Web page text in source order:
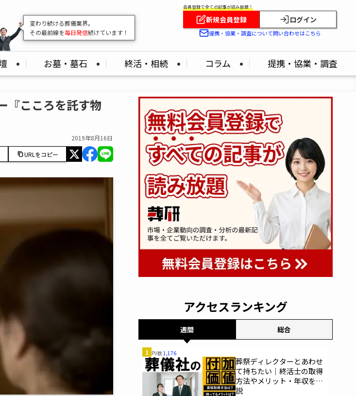
変わり続ける葬儀業界。
その最前線を毎日発信続けています！
会員登録で全ての記事が読み放題！
新規会員登録 ログイン
提携・協業・調査について問い合わせはこちら
お墓・墓石 終活・相続 コラム 提携・協業・調査
『こころを託す物
2019年8月16日
URLをコピー
アクセスランキング
週間 総合
1 PV数1,176
葬祭ディレクターとあわせ
て持ちたい｜終活士の取得
方法やメリット・年収を解
説